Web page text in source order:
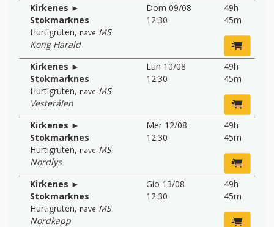
Kirkenes ►
Stokmarknes
Hurtigruten, nave MS
Kong Harald
Dom 09/08
12:30
49h
45m
Kirkenes ►
Stokmarknes
Hurtigruten, nave MS
Vesterålen
Lun 10/08
12:30
49h
45m
Kirkenes ►
Stokmarknes
Hurtigruten, nave MS
Nordlys
Mer 12/08
12:30
49h
45m
Kirkenes ►
Stokmarknes
Hurtigruten, nave MS
Nordkapp
Gio 13/08
12:30
49h
45m